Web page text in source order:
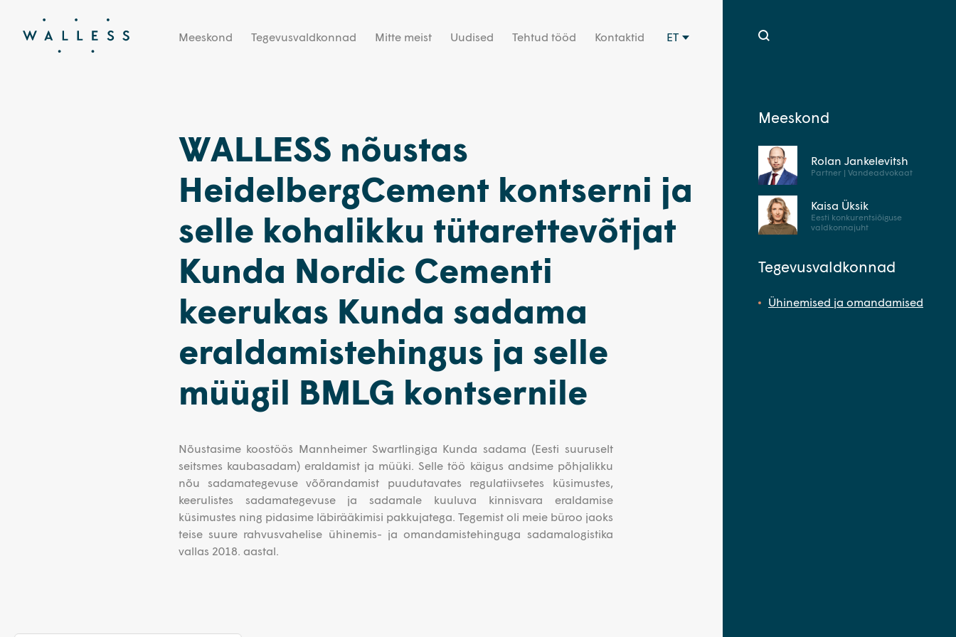
Meeskond Tegevusvaldkonnad Mitte meist Uudised Tehtud tööd Kontaktid ET
WALLESS nõustas
HeidelbergCement kontserni ja
selle kohalikku tütarettevõtjat
Kunda Nordic Cementi
keerukas Kunda sadama
eraldamistehingus ja selle
müügil BMLG kontsernile
Nõustasime koostöös Mannheimer Swartlingiga Kunda sadama (Eesti suuruselt
seitsmes kaubasadam) eraldamist ja müüki. Selle töö käigus andsime põhjalikku
nõu sadamategevuse võõrandamist puudutavates regulatiivsetes küsimustes,
keerulistes sadamategevuse ja sadamale kuuluva kinnisvara eraldamise
küsimustes ning pidasime läbirääkimisi pakkujatega. Tegemist oli meie büroo jaoks
teise suure rahvusvahelise ühinemis- ja omandamistehinguga sadamalogistika
vallas 2018. aastal.
Meeskond
Rolan Jankelevitsh
Partner | Vandeadvokaat
Kaisa Üksik
Eesti konkurentsiõiguse
valdkonnajuht
Tegevusvaldkonnad
Ühinemised ja omandamised